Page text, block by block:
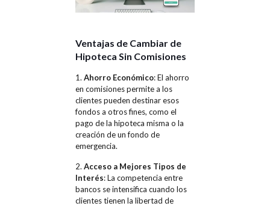
Ventajas de Cambiar de
Hipoteca Sin Comisiones
1. Ahorro Económico: El ahorro
en comisiones permite a los
clientes pueden destinar esos
fondos a otros fines, como el
pago de la hipoteca misma o la
creación de un fondo de
emergencia.
2. Acceso a Mejores Tipos de
Interés: La competencia entre
bancos se intensifica cuando los
clientes tienen la libertad de